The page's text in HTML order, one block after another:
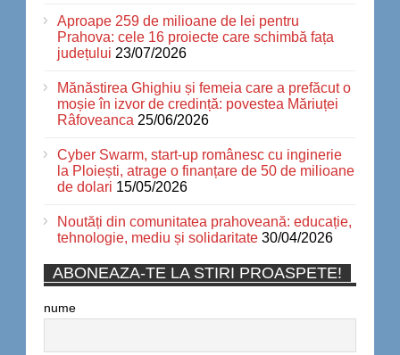
Aproape 259 de milioane de lei pentru
Prahova: cele 16 proiecte care schimbă fața
județului 23/07/2026
Mănăstirea Ghighiu și femeia care a prefăcut o
moșie în izvor de credință: povestea Măriuței
Râfoveanca 25/06/2026
Cyber Swarm, start-up românesc cu inginerie
la Ploiești, atrage o finanțare de 50 de milioane
de dolari 15/05/2026
Noutăți din comunitatea prahoveană: educație,
tehnologie, mediu și solidaritate 30/04/2026
ABONEAZA-TE LA STIRI PROASPETE!
nume